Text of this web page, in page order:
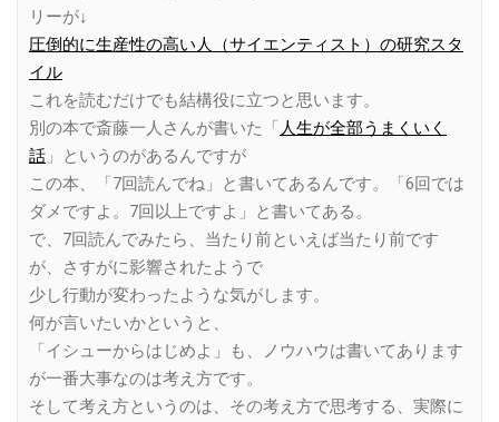
リーが↓
圧倒的に生産性の高い人（サイエンティスト）の研究スタ
イル
これを読むだけでも結構役に立つと思います。
別の本で斎藤一人さんが書いた「人生が全部うまくいく
話 」というのがあるんですが
この本、「7回読んでね」と書いてあるんです。「6回では
ダメですよ。7回以上ですよ」と書いてある。
で、7回読んでみたら、当たり前といえば当たり前です
が、さすがに影響されたようで
少し行動が変わったような気がします。
何が言いたいかというと、
「イシューからはじめよ」も、ノウハウは書いてあります
が一番大事なのは考え方です。
そして考え方というのは、その考え方で思考する、実際に